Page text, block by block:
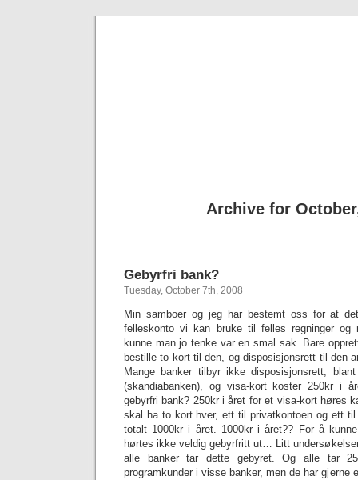
Archive for
Gebyrfri bank?
Tuesday, October 7th, 2008
Min samboer og jeg har bestemt oss for at
felleskonto vi kan bruke til felles regninger og
kunne man jo tenke var en smal sak. Bare
bestille to kort til den, og disposisjonsrett til den
Mange banker tilbyr ikke disposisjonsrett,
(skandiabanken), og visa-kort koster 250kr i
gebyrfri bank? 250kr i året for et visa-kort høres
skal ha to kort hver, ett til privatkontoen og ett
totalt 1000kr i året. 1000kr i året?? For å
hørtes ikke veldig gebyrfritt ut… Litt
alle banker tar dette gebyret. Og alle tar
programkunder i visse banker, men de har gjerne